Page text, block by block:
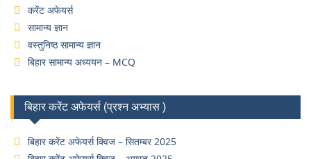
करेंट अफेयर्स
सामान्य ज्ञान
वस्तुनिष्ठ सामान्य ज्ञान
बिहार सामान्य अध्ययन – MCQ
बिहार करेंट अफेयर्स (प्रश्न अभ्यास )
बिहार करेंट अफेयर्स क्विज – सितम्बर 2025